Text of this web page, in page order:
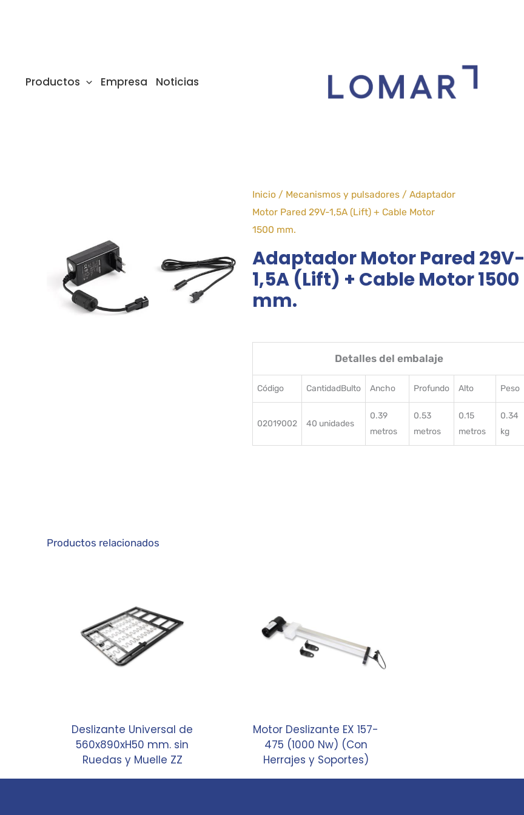
Productos Empresa Noticias
Inicio/ Mecanismos y pulsadores/ Adaptador
Motor Pared 29V-1,5A (Lift) + Cable Motor
1500 mm.
Adaptador Motor Pared 29V-
1,5A (Lift) + Cable Motor 1500
mm.
Detalles del embalaje
Código CantidadBulto Ancho Profundo Alto Peso
02019002 40 unidades
0.39
metros
0.53
metros
0.15
metros
0.34
kg
Productos relacionados
Deslizante Universal de
560x890xH50 mm. sin
Ruedas y Muelle ZZ
Motor Deslizante EX 157-
475 (1000 Nw) (Con
Herrajes y Soportes)